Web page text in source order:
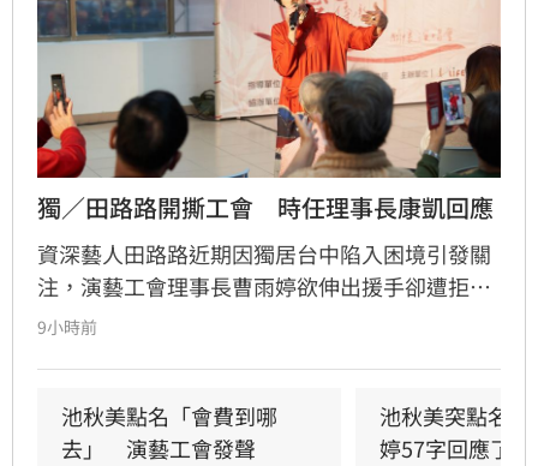
獨／田路路開撕工會　時任理事長康凱回應
資深藝人田路路近期因獨居台中陷入困境引發關
注，演藝工會理事長曹雨婷欲伸出援手卻遭拒，
田路路更在直播中控訴已退會卻仍被追討一年會
供協助，但因雙方關係疏遠，加上工會營運需仰
賴勞健保費用運作，坦言許多問題屬個人因素。
9小時前
池秋美點名「會費到哪
去」　演藝工會發聲
池秋美突點名
婷57字回應了